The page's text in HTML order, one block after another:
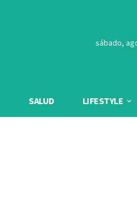
sábado,
SALUD LIFESTYLE